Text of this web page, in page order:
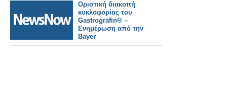
Οριστική διακοπή
κυκλοφορίας του
Gastrografin® –
Ενημέρωση από την
Bayer